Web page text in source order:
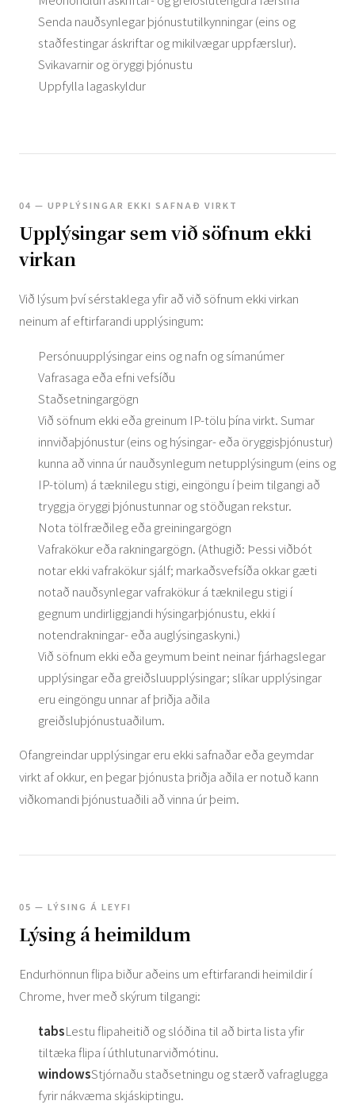
Senda nauðsynlegar þjónustutilkynningar (eins og
staðfestingar áskriftar og mikilvægar uppfærslur).
Svikavarnir og öryggi þjónustu
Uppfylla lagaskyldur
04 — UPPLÝSINGAR EKKI SAFNAÐ VIRKT
Upplýsingar sem við söfnum ekki
virkan
Við lýsum því sérstaklega yfir að við söfnum ekki virkan
neinum af eftirfarandi upplýsingum:
Persónuupplýsingar eins og nafn og símanúmer
Vafrasaga eða efni vefsíðu
Staðsetningargögn
Við söfnum ekki eða greinum IP-tölu þína virkt. Sumar
innviðaþjónustur (eins og hýsingar- eða öryggisþjónustur)
kunna að vinna úr nauðsynlegum netupplýsingum (eins og
IP-tölum) á tæknilegu stigi, eingöngu í þeim tilgangi að
tryggja öryggi þjónustunnar og stöðugan rekstur.
Nota tölfræðileg eða greiningargögn
Vafrakökur eða rakningargögn. (Athugið: Þessi viðbót
notar ekki vafrakökur sjálf; markaðsvefsíða okkar gæti
notað nauðsynlegar vafrakökur á tæknilegu stigi í
gegnum undirliggjandi hýsingarþjónustu, ekki í
notendrakningar- eða auglýsingaskyni.)
Við söfnum ekki eða geymum beint neinar fjárhagslegar
upplýsingar eða greiðsluupplýsingar; slíkar upplýsingar
eru eingöngu unnar af þriðja aðila
greiðsluþjónustuaðilum.
Ofangreindar upplýsingar eru ekki safnaðar eða geymdar
virkt af okkur, en þegar þjónusta þriðja aðila er notuð kann
viðkomandi þjónustuaðili að vinna úr þeim.
05 — LÝSING Á LEYFI
Lýsing á heimildum
Endurhönnun flipa biður aðeins um eftirfarandi heimildir í
Chrome, hver með skýrum tilgangi:
tabsLestu flipaheitið og slóðina til að birta lista yfir
tiltæka flipa í úthlutunarviðmótinu.
windowsStjórnaðu staðsetningu og stærð vafraglugga
fyrir nákvæma skjáskiptingu.